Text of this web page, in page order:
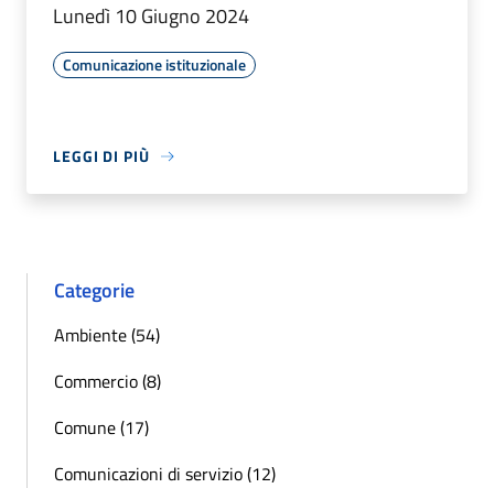
Lunedì 10 Giugno 2024
Comunicazione istituzionale
LEGGI DI PIÙ
Categorie
Ambiente (54)
Commercio (8)
Comune (17)
Comunicazioni di servizio (12)